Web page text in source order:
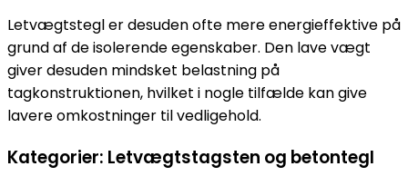
Letvægtstegl er desuden ofte mere energieffektive på
grund af de isolerende egenskaber. Den lave vægt
giver desuden mindsket belastning på
tagkonstruktionen, hvilket i nogle tilfælde kan give
lavere omkostninger til vedligehold.
Kategorier: Letvægtstagsten og betontegl